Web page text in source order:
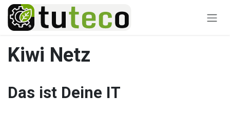
Zum Inhalt springen
Kiwi Netz
Das ist Deine IT